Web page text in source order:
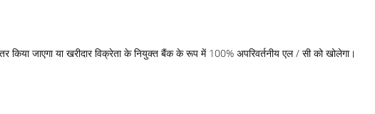
किया जाएगा या खरीदार विक्रेता के नियुक्त बैंक के रूप में 100% अपरिवर्तनीय एल / सी को खोलेगा।